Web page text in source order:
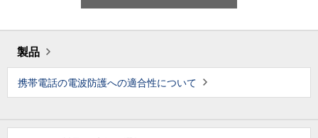
製品
携帯電話の電波防護への適合性について